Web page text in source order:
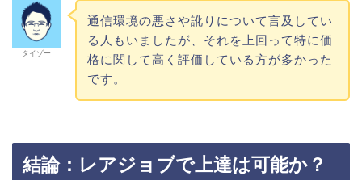
タイゾー
通信環境の悪さや訛りについて言及してい
る人もいましたが、それを上回って特に価
格に関して高く評価している方が多かった
です。
結論：レアジョブで上達は可能か？